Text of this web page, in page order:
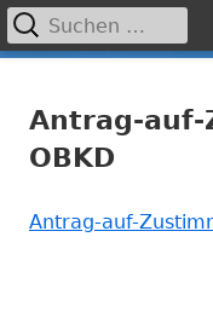
zum
Primäres
Antrag-auf-
OBKD
Antrag-auf-